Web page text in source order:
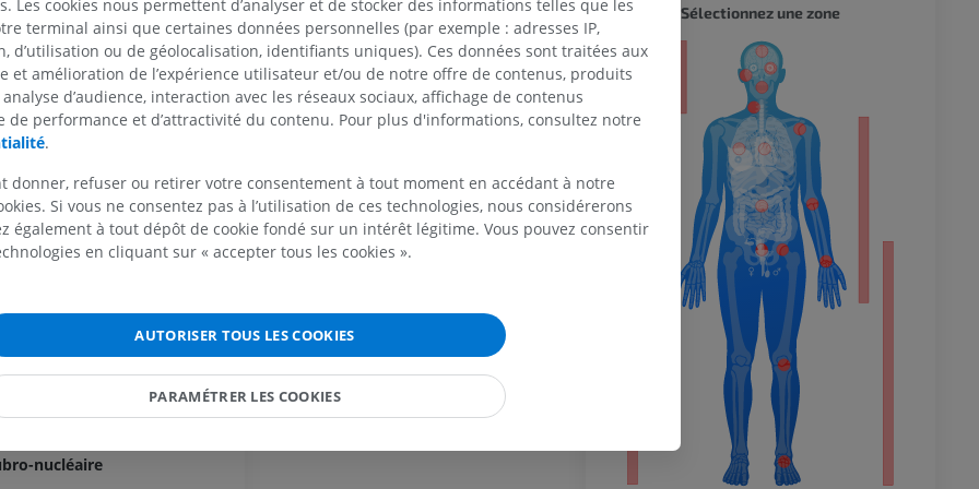
latéral
spinales
latéral
pontique
trigéminal
du nerf trijumeau
nucléaire
Galerie
SUPÉRIEUR
IRM du membre supérieur
IRM
IRM
PREMIUM
PREMIUM
IRM du coude
PREMIUM
IRM de la main
MEMBRE INFÉRIEUR
Membre inférieur
Illustrations
inférieur
Radiographies
GRATUIT
IRM
IRM
Sélectionnez une zone
Les cookies nous permettent d’analyser et de stocker des informations telles que les
terminal ainsi que certaines données personnelles (par exemple : adresses IP,
d’utilisation ou de géolocalisation, identifiants uniques). Ces données sont traitées aux
et amélioration de l’expérience utilisateur et/ou de notre offre de contenus, produits
d’audience, interaction avec les réseaux sociaux, affichage de contenus
de performance et d’attractivité du contenu. Pour plus d'informations, consultez notre
.
donner, refuser ou retirer votre consentement à tout moment en accédant à notre
Si vous ne consentez pas à l’utilisation de ces technologies, nous considérerons
également à tout dépôt de cookie fondé sur un intérêt légitime. Vous pouvez consentir
en cliquant sur « accepter tous les cookies ».
AUTORISER TOUS LES COOKIES
PARAMÉTRER LES COOKIES